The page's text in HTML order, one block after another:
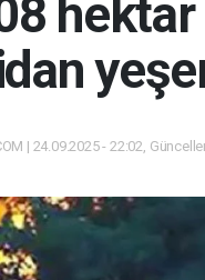
| 24.09.2025 - 22:02,